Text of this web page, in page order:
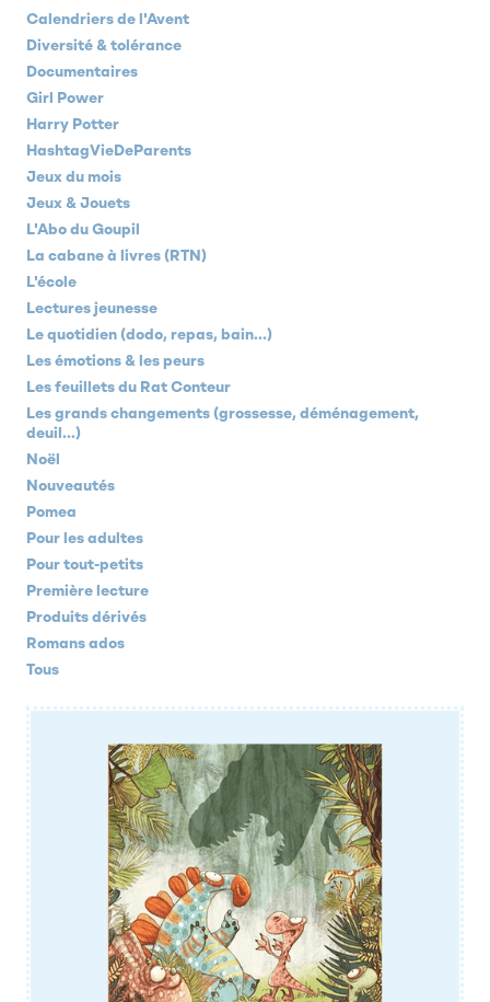
Calendriers de l'Avent
Diversité & tolérance
Documentaires
Girl Power
Harry Potter
HashtagVieDeParents
Jeux du mois
Jeux & Jouets
L'Abo du Goupil
La cabane à livres (RTN)
L'école
Lectures jeunesse
Le quotidien (dodo, repas, bain...)
Les émotions & les peurs
Les feuillets du Rat Conteur
Les grands changements (grossesse, déménagement,
deuil...)
Noël
Nouveautés
Pomea
Pour les adultes
Pour tout-petits
Première lecture
Produits dérivés
Romans ados
Tous